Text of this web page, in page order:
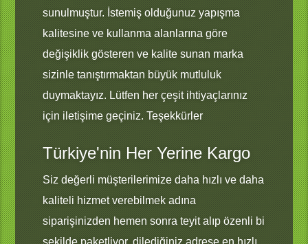
sunulmuştur. İstemiş olduğunuz yapışma
kalitesine ve kullanma alanlarına göre
değişiklik gösteren ve kalite sunan marka
sizinle tanıştırmaktan büyük mutluluk
duymaktayız. Lütfen her çeşit ihtiyaçlarınız
için iletişime geçiniz. Teşekkürler
Türkiye'nin Her Yerine Kargo
Siz değerli müşterilerimize daha hızlı ve daha
kaliteli hizmet verebilmek adına
siparişinizden hemen sonra teyit alıp özenli bi
şekilde paketliyor, dilediğiniz adrese en hızlı